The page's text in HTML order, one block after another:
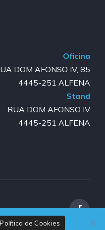
Oficina
DOM AFONSO IV, 85
4445-251 ALFENA
Stand
RUA DOM AFONSO IV
4445-251 ALFENA
Política de Cookies